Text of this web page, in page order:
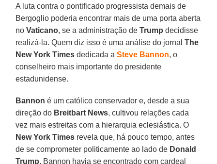
A luta contra o pontificado progressista demais de
Bergoglio poderia encontrar mais de uma porta aberta
noVaticano, se a administração deTrump decidisse
realizá-la. Quem diz isso é uma análise do jornalThe
New York Times dedicada aSteve Bannon, o
conselheiro mais importante do presidente
estadunidense.
Bannon é um católico conservador e, desde a sua
direção do Breitbart News, cultivou relações cada
vez mais estreitas com a hierarquia eclesiástica. O
New York Times revela que, há pouco tempo, antes
de se comprometer politicamente ao lado de Donald
Trump, Bannon havia se encontrado com cardeal